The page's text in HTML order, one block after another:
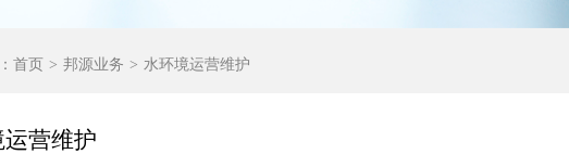
首页 邦源业务 水环境运营维护
营维护